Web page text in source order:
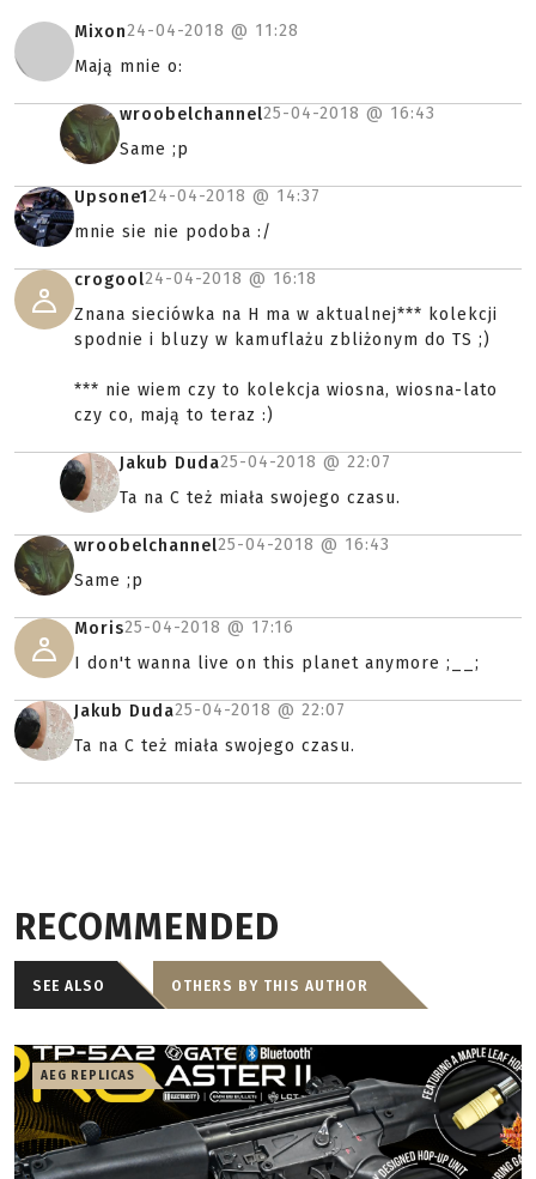
Mixon24-04-2018 @ 11:28
Mają mnie o:
wroobelchannel25-04-2018 @ 16:43
Same ;p
Upsone124-04-2018 @ 14:37
mnie sie nie podoba :/
crogool24-04-2018 @ 16:18
Znana sieciówka na H ma w aktualnej*** kolekcji
spodnie i bluzy w kamuflażu zbliżonym do TS ;)
*** nie wiem czy to kolekcja wiosna, wiosna-lato
czy co, mają to teraz :)
Jakub Duda25-04-2018 @ 22:07
Ta na C też miała swojego czasu.
wroobelchannel25-04-2018 @ 16:43
Same ;p
Moris25-04-2018 @ 17:16
I don't wanna live on this planet anymore ;__;
Jakub Duda25-04-2018 @ 22:07
Ta na C też miała swojego czasu.
RECOMMENDED
SEE ALSO OTHERS BY THIS AUTHOR
AEG REPLICAS